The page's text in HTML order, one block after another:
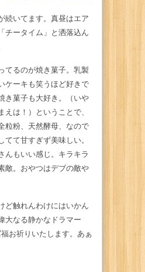
続いてます。真昼はエア
チータイム」と洒落込ん
てるのが焼き菓子。乳製
ケーキも笑うほど好きで
き菓子も大好き。（いや
えは！）ということで、
粒粉、天然酵母、なので
てて甘すぎず美味しい。
んもいい感じ。キラキラ
敵。おやつはデブの敵や
ど触れんわけにはいかん
大なる静かなドラマー
お祈りいたします。あぁ